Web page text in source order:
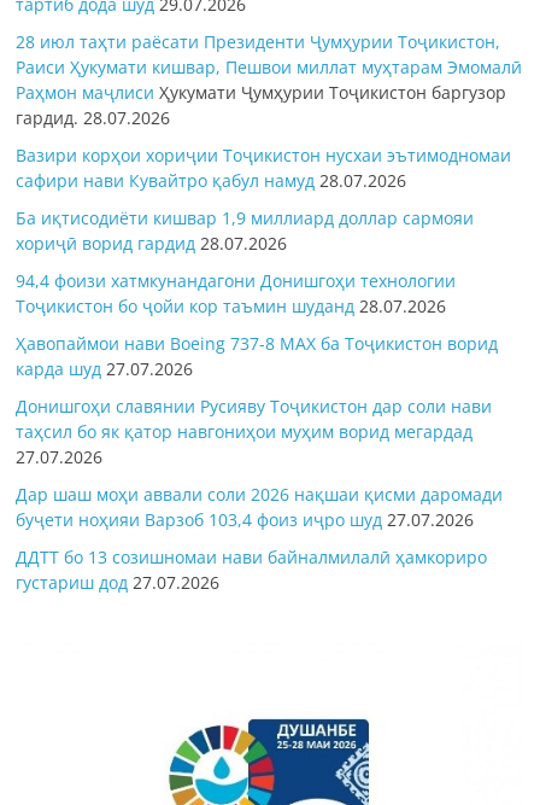
28 июл таҳти раёсати Президенти Ҷумҳурии Тоҷикистон,
Раиси Ҳукумати кишвар, Пешвои миллат муҳтарам Эмомалӣ
Раҳмон маҷлисиҲукумати Ҷумҳурии Тоҷикистон баргузор
гардид.28.07.2026
Вазири корҳои хориҷии Тоҷикистон нусхаи эътимодномаи
сафири нави Кувайтро қабул намуд 28.07.2026
Ба иқтисодиёти кишвар 1,9 миллиард доллар сармояи
хориҷӣ ворид гардид 28.07.2026
94,4 фоизи хатмкунандагони Донишгоҳи технологии
Тоҷикистон бо ҷойи кор таъмин шуданд 28.07.2026
Ҳавопаймои нави Boeing 737-8 MAX ба Тоҷикистон ворид
карда шуд 27.07.2026
Донишгоҳи славянии Русияву Тоҷикистон дар соли нави
таҳсил бо як қатор навгониҳои муҳим ворид мегардад
27.07.2026
Дар шаш моҳи аввали соли 2026 нақшаи қисми даромади
буҷети ноҳияи Варзоб 103,4 фоиз иҷро шуд 27.07.2026
ДДТТ бо 13 созишномаи нави байналмилалӣ ҳамкориро
густариш дод 27.07.2026